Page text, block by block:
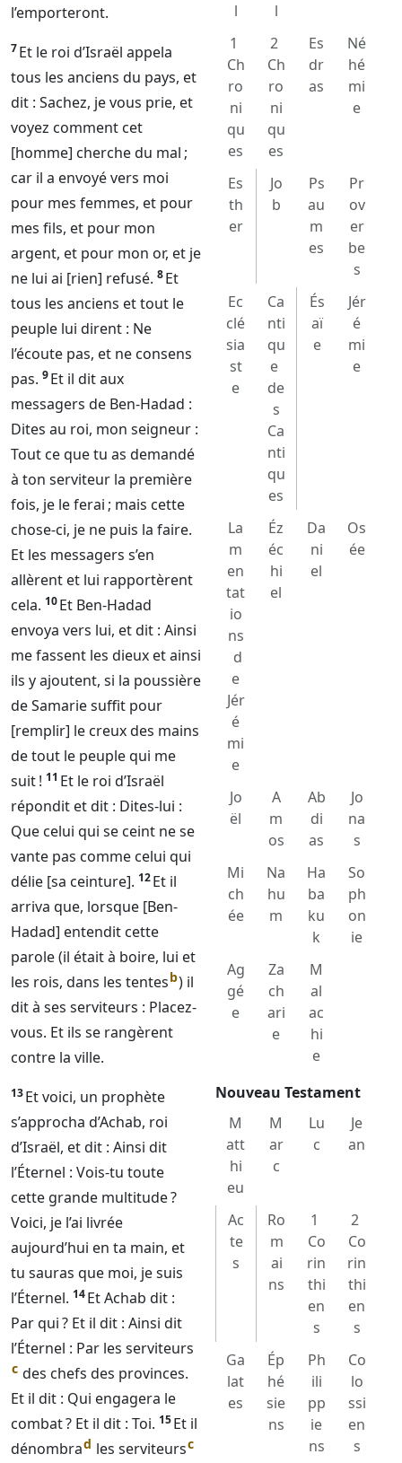
l’emporteront.
7Et le roi d’Israël appela
tous les anciens du pays, et
dit : Sachez, je vous prie, et
voyez comment cet
[homme] cherche du mal ;
car il a envoyé vers moi
pour mes femmes, et pour
mes fils, et pour mon
argent, et pour mon or, et je
ne lui ai [rien] refusé. 8Et
tous les anciens et tout le
peuple lui dirent : Ne
l’écoute pas, et ne consens
pas. 9Et il dit aux
messagers de Ben-Hadad :
Dites au roi, mon seigneur :
Tout ce que tu as demandé
à ton serviteur la première
fois, je le ferai ; mais cette
chose-ci, je ne puis la faire.
Et les messagers s’en
allèrent et lui rapportèrent
cela. 10Et Ben-Hadad
envoya vers lui, et dit : Ainsi
me fassent les dieux et ainsi
ils y ajoutent, si la poussière
de Samarie suffit pour
[remplir] le creux des mains
de tout le peuple qui me
suit ! 11 Et le roi d’Israël
répondit et dit : Dites-lui :
Que celui qui se ceint ne se
vante pas comme celui qui
délie [sa ceinture]. 12Et il
arriva que, lorsque [Ben-
Hadad] entendit cette
parole (il était à boire, lui et
les rois, dans les tentesb) il
dit à ses serviteurs : Placez-
vous. Et ils se rangèrent
contre la ville.
13Et voici, un prophète
s’approcha d’Achab, roi
d’Israël, et dit : Ainsi dit
l’Éternel : Vois-tu toute
cette grande multitude ?
Voici, je l’ai livrée
aujourd’hui en ta main, et
tu sauras que moi, je suis
l’Éternel. 14Et Achab dit :
Par qui ? Et il dit : Ainsi dit
l’Éternel : Par les serviteurs
c des chefs des provinces.
Et il dit : Qui engagera le
combat ? Et il dit : Toi. 15Et il
dénombrad les serviteursc
l
l
1
Ch
ro
ni
qu
es
2
Ch
ro
ni
qu
es
Es
dr
as
Né
hé
mi
e
Es
th
er
Jo
b
Ps
au
m
es
Pr
ov
er
be
s
Ec
clé
sia
st
e
Ca
nti
qu
e
de
s
Ca
nti
qu
es
És
aï
e
Jér
é
mi
e
La
m
en
tat
io
ns
d
e
Jér
é
mi
e
Éz
éc
hi
el
Da
ni
el
Os
ée
Jo
ël
A
m
os
Ab
di
as
Jo
na
s
Mi
ch
ée
Na
hu
m
Ha
ba
ku
k
So
ph
on
ie
Ag
gé
e
Za
ch
ari
e
M
al
ac
hi
e
Nouveau Testament
M
att
hi
eu
M
ar
c
Lu
c
Je
an
Ac
te
s
Ro
m
ai
ns
1
Co
rin
thi
en
s
2
Co
rin
thi
en
s
Ga
lat
es
Ép
hé
sie
ns
Ph
ili
pp
ie
ns
Co
lo
ssi
en
s